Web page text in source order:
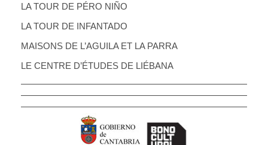
LA TOUR DE PÉRO NIÑO
LA TOUR DE INFANTADO
MAISONS DE L’AGUILA ET LA PARRA
LE CENTRE D’ÉTUDES DE LIÉBANA